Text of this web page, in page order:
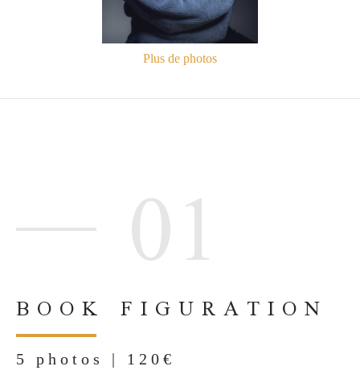
Plus de photos
01
BOOK FIGURATION
5 photos | 120€